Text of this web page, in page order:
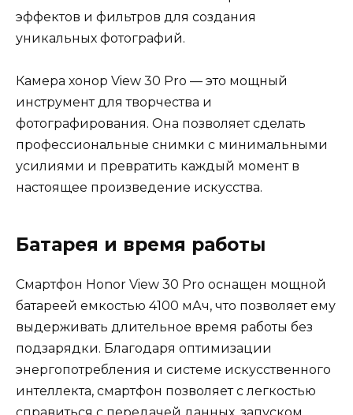
эффектов и фильтров для создания
уникальных фотографий.
Камера хонор View 30 Pro — это мощный
инструмент для творчества и
фотографирования. Она позволяет сделать
профессиональные снимки с минимальными
усилиями и превратить каждый момент в
настоящее произведение искусства.
Батарея и время работы
Смартфон Honor View 30 Pro оснащен мощной
батареей емкостью 4100 мАч, что позволяет ему
выдерживать длительное время работы без
подзарядки. Благодаря оптимизации
энергопотребления и системе искусственного
интеллекта, смартфон позволяет с легкостью